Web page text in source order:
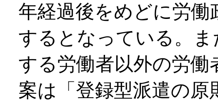
年経過後をめどに労
するとなっている。
する労働者以外の労
案は「登録型派遣の